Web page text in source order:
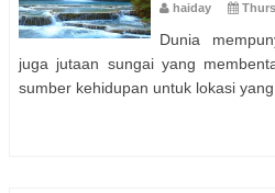
haiday
Dunia
juga jutaan sungai yang
sumber kehidupan untuk lokasi yang